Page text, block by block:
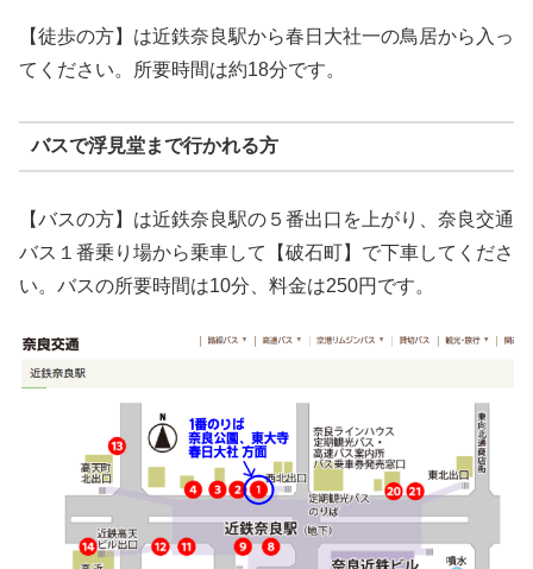
【徒歩の方】は近鉄奈良駅から春日大社一の鳥居から入っ
てください。所要時間は約18分です。
バスで浮見堂まで行かれる方
【バスの方】は近鉄奈良駅の５番出口を上がり、奈良交通
バス１番乗り場から乗車して【破石町】で下車してくださ
い。バスの所要時間は10分、料金は250円です。